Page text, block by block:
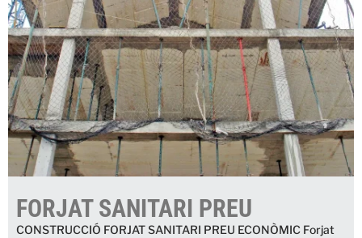
FORJAT SANITARI PREU
CONSTRUCCIÓ FORJAT SANITARI PREU ECONÒMIC Forjat